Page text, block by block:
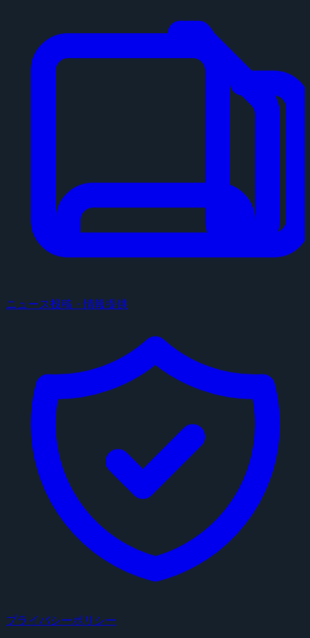
ニュース投稿・情報提供
プライバシーポリシー